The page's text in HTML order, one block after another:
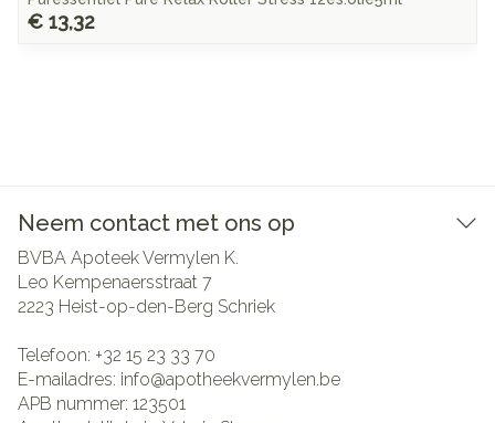
€ 13,32
Neem contact met ons op
BVBA Apoteek Vermylen K.
Leo Kempenaersstraat 7
2223 Heist-op-den-Berg Schriek
Telefoon: +32 15 23 33 70
E-mailadres: info@apotheekvermylen.be
APB nummer: 123501